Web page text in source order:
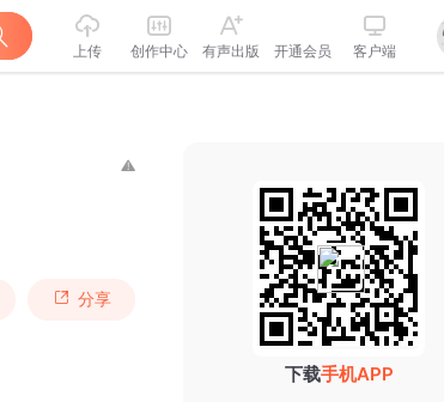
上传 创作中心 有声出版 开通会员 客户端
分享
下载手机APP